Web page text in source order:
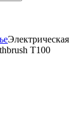
Электрическая
T100